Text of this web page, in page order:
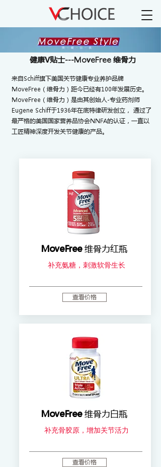
健康V贴士---MoveFree 维骨力
来自Schiff旗下美国关节健康专业养护品牌
MoveFree（维骨力）距今已经有100年发展历史。
MoveFree（维骨力）是由其创始人-专业药剂师
Eugene Schiff于1936年在底特律研发创立， 通过了
最严格的美国国家营养品协会NNFA的认证，一直以
工匠精神深度开发关节健康的产品。
MoveFree维骨力红瓶
补充氨糖，刺激软骨生长
查看价格
MoveFree维骨力白瓶
补充骨胶原，增加关节活力
查看价格